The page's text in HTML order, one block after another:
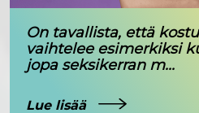
On tavallista, että
vaihtelee esimerkiksi
jopa seksikerran m...
Lue lisää